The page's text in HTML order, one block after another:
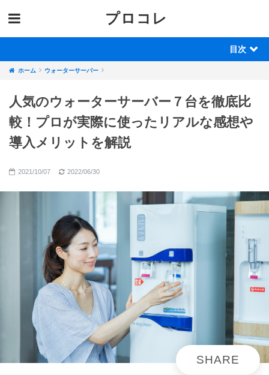
プロコレ
目次
ホーム ウォーターサーバー
人気のウォーターサーバー７台を徹底比
較！プロが実際に使ったリアルな感想や
導入メリットを解説
2021/10/07 2022/06/30